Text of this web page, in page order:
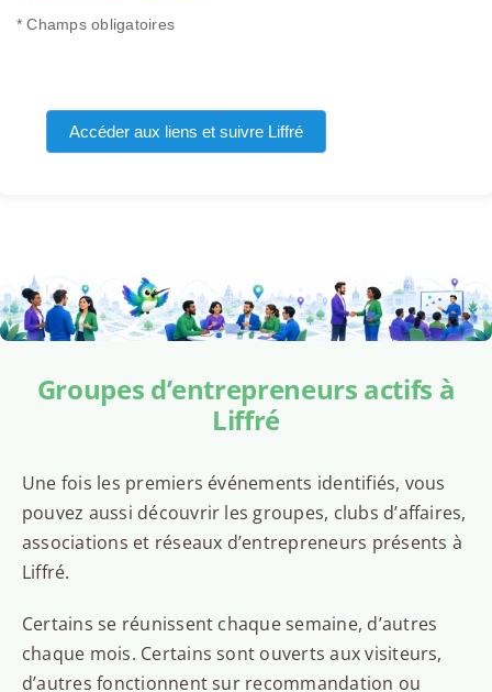
* Champs obligatoires
Accéder aux liens et suivre Liffré
Groupes d’entrepreneurs actifs à
Liffré
Une fois les premiers événements identifiés, vous
pouvez aussi découvrir les groupes, clubs d’affaires,
associations et réseaux d’entrepreneurs présents à
Liffré.
Certains se réunissent chaque semaine, d’autres
chaque mois. Certains sont ouverts aux visiteurs,
d’autres fonctionnent sur recommandation ou